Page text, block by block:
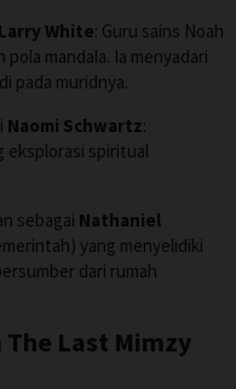
Larry White: Guru sains Noah
mandala. Ia menyadari
pada muridnya.
Naomi Schwartz:
eksplorasi spiritual
sebagai Nathaniel
yang menyelidiki
dari rumah
Last Mimzy